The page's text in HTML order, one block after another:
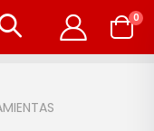
Carrito
0